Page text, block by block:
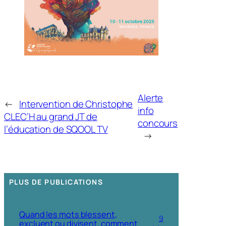
← Intervention de Christophe
CLEC’H au grand JT de
l’éducation de SQOOL TV
Alerte
info
concours
→
PLUS DE PUBLICATIONS
Quand les mots blessent,
excluent ou divisent, comment
9